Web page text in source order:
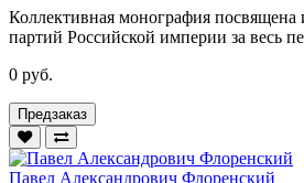
Коллективная монография посвящена
партий Российской империи за весь
0 руб.
Предзаказ
Павел Александрович Флоренский